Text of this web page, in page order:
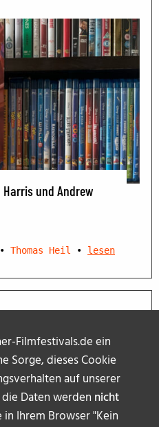
Filmfestivals.de ein
Sorge, dieses Cookie
auf unserer
Daten werden nicht
Ihrem Browser "Kein
Harris und Andrew
• Thomas Heil • lesen